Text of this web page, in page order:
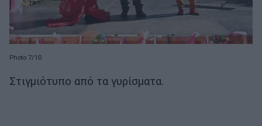
Photo 7/10
Στιγμιότυπο από τα γυρίσματα.